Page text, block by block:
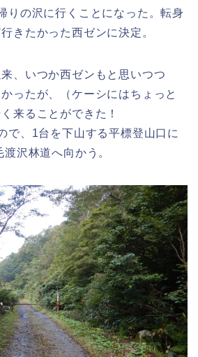
りの沢に行くことになった。転身
きたかった西ゼンに決定。
、いつか西ゼンもと思いつつ
ったが、（ケーシにはちょっと
来ることができた！
で、1台を下山する平標登山口に
沢林道へ向かう。